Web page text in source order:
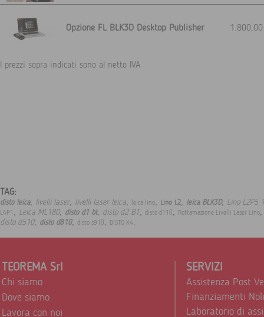
Opzione FL BLK3D Desktop Publisher
I prezzi sopra indicati sono al netto IVA
TAG:
disto leica, livelli laser, livelli laser leica, leica lino, Lino L2, leica BLK3D, Lino L2P5 1
L4P1 , Leica ML180, disto d1 bt, disto d2 BT, disto d110, Rottamazione Livelli Laser Lino
disto d510, disto d810, disto s910, DISTO X4.
TEOREMA Srl
Chi siamo
Dove siamo
Lavora con noi
SERVIZI
Assistenza Post
Finanziamenti
Laboratorio di